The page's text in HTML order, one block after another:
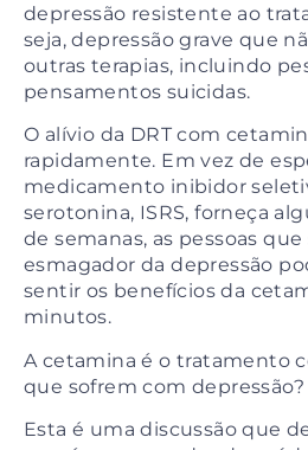
depressão resistente ao
seja, depressão grave que
outras terapias, incluindo
pensamentos suicidas.
O alívio da DRT com
rapidamente. Em vez de
medicamento inibidor
serotonina, ISRS, forneça
de semanas, as pessoas
esmagador da depressão
sentir os benefícios da
minutos.
A cetamina é o tratamento
que sofrem com depressão?
Esta é uma discussão que